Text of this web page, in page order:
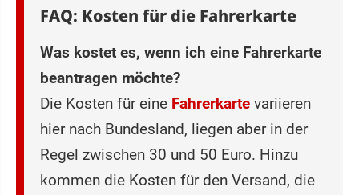
FAQ: Kosten für die Fahrerkarte
Was kostet es, wenn ich eine Fahrerkarte
beantragen möchte?
Die Kosten für eine Fahrerkarte variieren
hier nach Bundesland, liegen aber in der
Regel zwischen 30 und 50 Euro. Hinzu
kommen die Kosten für den Versand, die